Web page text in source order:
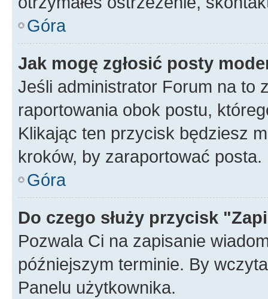
Góra
Jak mogę zgłosić posty
Jeśli administrator Forum na to
raportowania obok postu,
Klikając ten przycisk będziesz
kroków, by zaraportować posta.
Góra
Do czego służy przycisk
Pozwala Ci na zapisanie
późniejszym terminie. By
Panelu użytkownika.